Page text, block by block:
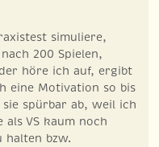
simuliere,
200 Spielen,
höre ich auf, ergibt
eine Motivation so bis
spürbar ab, weil ich
VS kaum noch
halten bzw.